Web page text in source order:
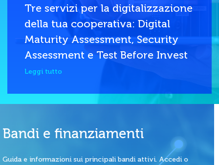
Tre servizi per la digitalizzazione
della tua cooperativa: Digital
Maturity Assessment, Security
Assessment e Test Before Invest
Leggi tutto
Bandi e finanziamenti
Guida e informazioni sui principali bandi attivi. Accedi o